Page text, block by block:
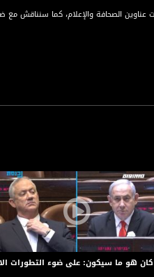
عناوين الصحافة والإعلام، كما سنناقش
الشؤون السياسية القضايا
من خلال:
في قرانا ومدننا،
والمختصين من عدة مجالات مختلفة، في
هو ما سيكون: على ضوء التطورات